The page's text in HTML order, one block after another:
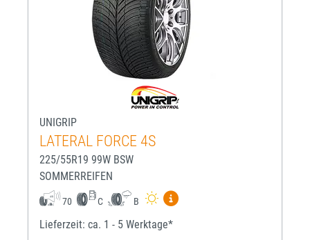
UNIGRIP
LATERAL FORCE 4S
225/55R19 99W BSW
SOMMERREIFEN
70 C B
Mehr Informationen zum
Lieferzeit: ca. 1 - 5 Werktage*